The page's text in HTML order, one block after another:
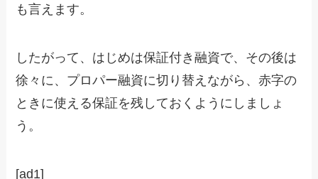
も言えます。
したがって、はじめは保証付き融資で、その後は
徐々に、プロパー融資に切り替えながら、赤字の
ときに使える保証を残しておくようにしましょ
う。
[ad1]